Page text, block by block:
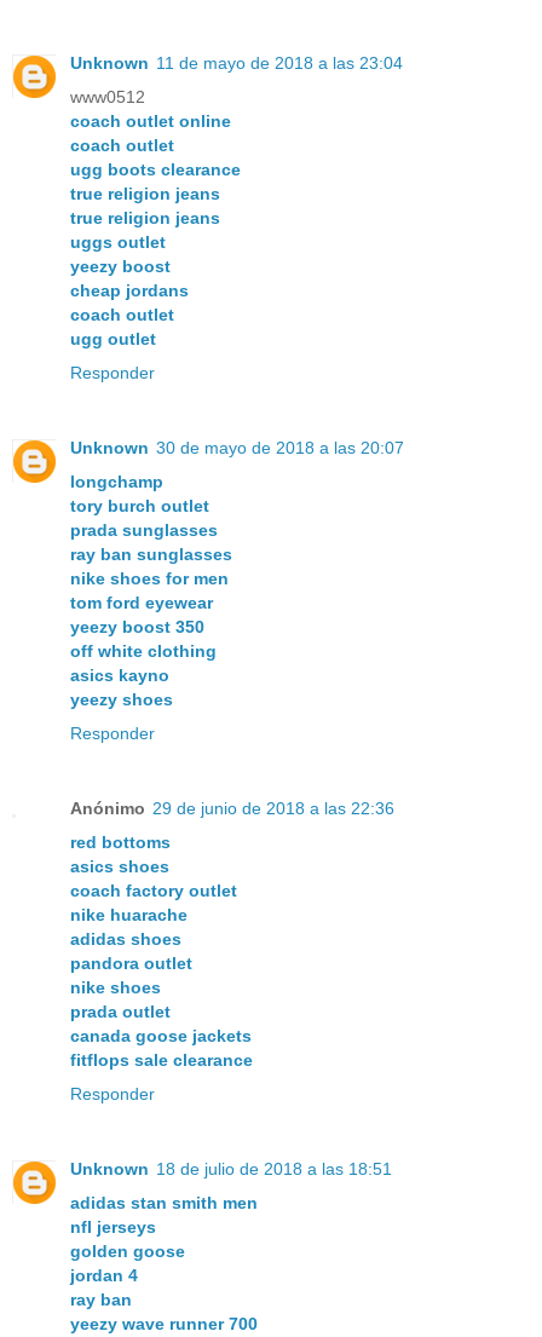
Unknown 11 de mayo de 2018 a las 23:04
www0512
coach outlet online
coach outlet
ugg boots clearance
true religion jeans
true religion jeans
uggs outlet
yeezy boost
cheap jordans
coach outlet
ugg outlet
Responder
Unknown 30 de mayo de 2018 a las 20:07
longchamp
tory burch outlet
prada sunglasses
ray ban sunglasses
nike shoes for men
tom ford eyewear
yeezy boost 350
off white clothing
asics kayno
yeezy shoes
Responder
Anónimo 29 de junio de 2018 a las 22:36
red bottoms
asics shoes
coach factory outlet
nike huarache
adidas shoes
pandora outlet
nike shoes
prada outlet
canada goose jackets
fitflops sale clearance
Responder
Unknown 18 de julio de 2018 a las 18:51
adidas stan smith men
nfl jerseys
golden goose
jordan 4
ray ban
yeezy wave runner 700